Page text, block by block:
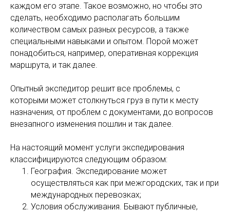
каждом его этапе. Такое возможно, но чтобы это
сделать, необходимо располагать большим
количеством самых разных ресурсов, а также
специальными навыками и опытом. Порой может
понадобиться, например, оперативная коррекция
маршрута, и так далее.
Опытный экспедитор решит все проблемы, с
которыми может столкнуться груз в пути к месту
назначения, от проблем с документами, до вопросов
внезапного изменения пошлин и так далее.
На настоящий момент услуги экспедирования
классифицируются следующим образом:
География. Экспедирование может
осуществляться как при межгородских, так и при
международных перевозках;
Условия обслуживания. Бывают публичные,